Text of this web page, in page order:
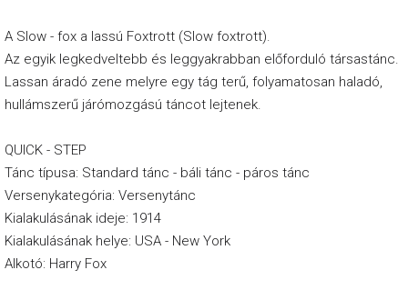
u
t
d
m
n
d
A Slow - fox a lassú Foxtrott (Slow foxtrott).
Az egyik legkedveltebb és leggyakrabban előforduló társastánc.
Lassan áradó zene melyre egy tág terű, folyamatosan haladó,
hullámszerű járómozgású táncot lejtenek.
QUICK - STEP
Tánc típusa: Standard tánc - báli tánc - páros tánc
Versenykategória: Versenytánc
Kialakulásának ideje: 1914
Kialakulásának helye: USA - New York
Alkotó: Harry Fox